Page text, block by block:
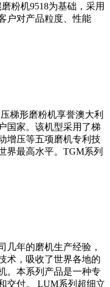
粉机9518为基础，采用
户对产品粒度、性能
梯形磨粉机享誉澳大利
国家。该机型采用了梯
增压等五项磨机专利技
界最高水平。TGM系列
几年的磨机生产经验，
术，吸收了世界各地的
。本系列产品是一种专
交付。 LUM系列超细立